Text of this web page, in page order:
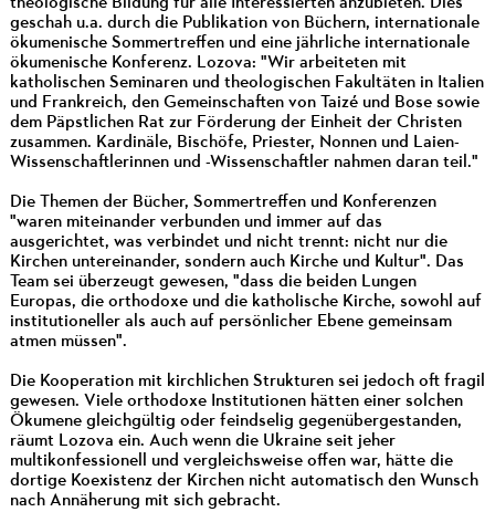
theologische Bildung für alle Interessierten anzubieten. Dies
geschah u.a. durch die Publikation von Büchern, internationale
ökumenische Sommertreffen und eine jährliche internationale
ökumenische Konferenz. Lozova: "Wir arbeiteten mit
katholischen Seminaren und theologischen Fakultäten in Italien
und Frankreich, den Gemeinschaften von Taizé und Bose sowie
dem Päpstlichen Rat zur Förderung der Einheit der Christen
zusammen. Kardinäle, Bischöfe, Priester, Nonnen und Laien-
Wissenschaftlerinnen und -Wissenschaftler nahmen daran teil."
Die Themen der Bücher, Sommertreffen und Konferenzen
"waren miteinander verbunden und immer auf das
ausgerichtet, was verbindet und nicht trennt: nicht nur die
Kirchen untereinander, sondern auch Kirche und Kultur". Das
Team sei überzeugt gewesen, "dass die beiden Lungen
Europas, die orthodoxe und die katholische Kirche, sowohl auf
institutioneller als auch auf persönlicher Ebene gemeinsam
atmen müssen".
Die Kooperation mit kirchlichen Strukturen sei jedoch oft fragil
gewesen. Viele orthodoxe Institutionen hätten einer solchen
Ökumene gleichgültig oder feindselig gegenübergestanden,
räumt Lozova ein. Auch wenn die Ukraine seit jeher
multikonfessionell und vergleichsweise offen war, hätte die
dortige Koexistenz der Kirchen nicht automatisch den Wunsch
nach Annäherung mit sich gebracht.